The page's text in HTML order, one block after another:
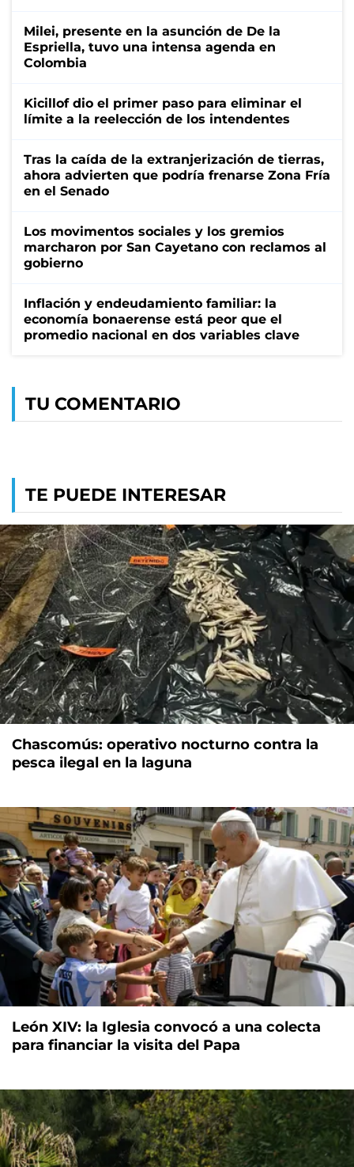
Milei, presente en la asunción de De la
Espriella, tuvo una intensa agenda en
Colombia
Kicillof dio el primer paso para eliminar el
límite a la reelección de los intendentes
Tras la caída de la extranjerización de tierras,
ahora advierten que podría frenarse Zona Fría
en el Senado
Los movimentos sociales y los gremios
marcharon por San Cayetano con reclamos al
gobierno
Inflación y endeudamiento familiar: la
economía bonaerense está peor que el
promedio nacional en dos variables clave
TU COMENTARIO
TE PUEDE INTERESAR
Chascomús: operativo nocturno contra la
pesca ilegal en la laguna
León XIV: la Iglesia convocó a una colecta
para financiar la visita del Papa